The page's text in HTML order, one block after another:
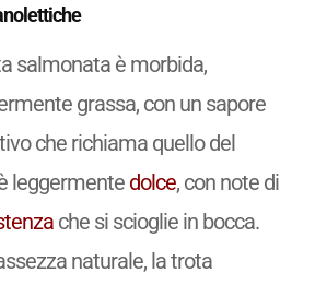
salmonata è morbida,
grassa, con un sapore
che richiama quello del
leggermente dolce, con note di
che si scioglie in bocca.
naturale, la trota